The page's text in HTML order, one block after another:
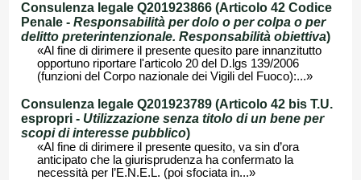
Consulenza legale Q201923866 (Articolo 42 Codice
Penale - Responsabilità per dolo o per colpa o per
delitto preterintenzionale. Responsabilità obiettiva)
«Al fine di dirimere il presente quesito pare innanzitutto
opportuno riportare l'articolo 20 del D.lgs 139/2006
(funzioni del Corpo nazionale dei Vigili del Fuoco):...»
Consulenza legale Q201923789 (Articolo 42 bis T.U.
espropri - Utilizzazione senza titolo di un bene per
scopi di interesse pubblico)
«Al fine di dirimere il presente quesito, va sin d’ora
anticipato che la giurisprudenza ha confermato la
necessità per l’E.N.E.L. (poi sfociata in...»